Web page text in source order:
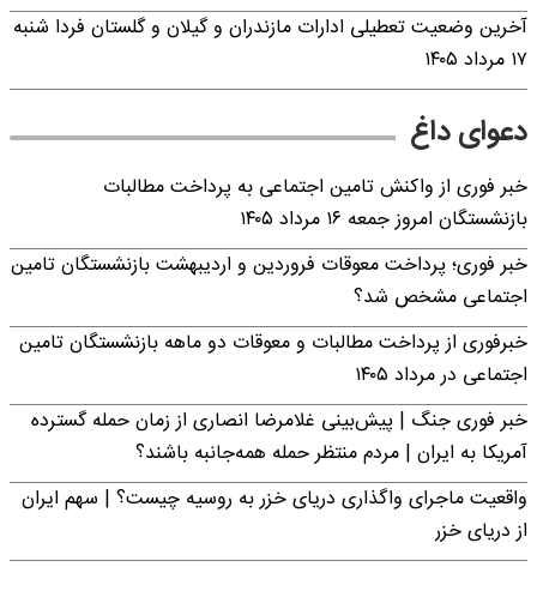
آخرین وضعیت تعطیلی ادارات مازندران و گیلان و گلستان فردا شنبه
۱۷ مرداد ۱۴۰۵
دعوای داغ
خبر فوری از واکنش تامین اجتماعی به پرداخت مطالبات
بازنشستگان امروز جمعه ۱۶ مرداد ۱۴۰۵
خبر فوری؛ پرداخت معوقات فروردین و اردیبهشت بازنشستگان تامین
اجتماعی مشخص شد؟
خبرفوری از پرداخت مطالبات و معوقات دو ماهه بازنشستگان تامین
اجتماعی در مرداد ۱۴۰۵
خبر فوری جنگ | پیش‌بینی غلامرضا انصاری از زمان حمله گسترده
آمریکا به ایران | مردم منتظر حمله همه‌جانبه باشند؟
واقعیت ماجرای واگذاری دریای خزر به روسیه چیست؟ | سهم ایران
از دریای خزر